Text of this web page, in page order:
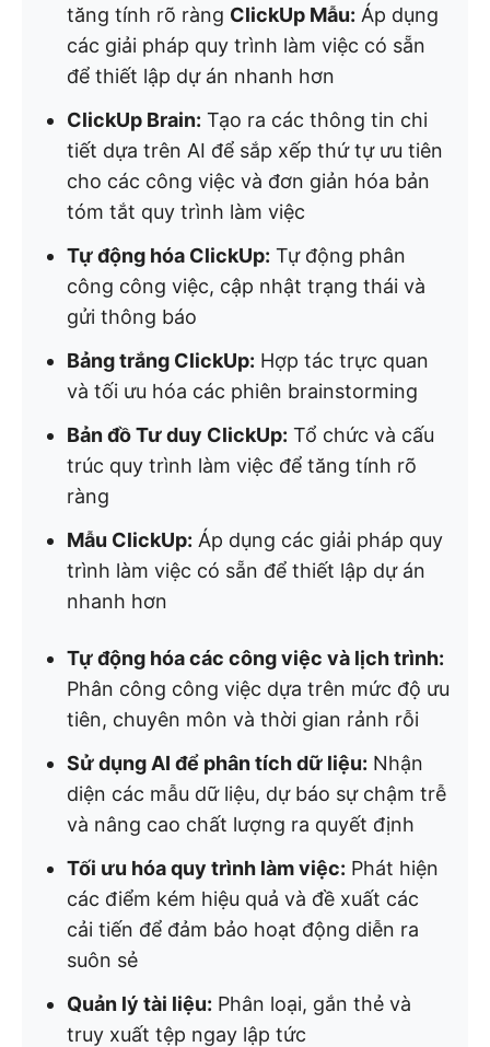
tăng tính rõ ràng ClickUp Mẫu: Áp dụng
các giải pháp quy trình làm việc có sẵn
để thiết lập dự án nhanh hơn
ClickUp Brain: Tạo ra các thông tin chi
tiết dựa trên AI để sắp xếp thứ tự ưu tiên
cho các công việc và đơn giản hóa bản
tóm tắt quy trình làm việc
Tự động hóa ClickUp: Tự động phân
công công việc, cập nhật trạng thái và
gửi thông báo
Bảng trắng ClickUp: Hợp tác trực quan
và tối ưu hóa các phiên brainstorming
Bản đồ Tư duy ClickUp: Tổ chức và cấu
trúc quy trình làm việc để tăng tính rõ
ràng
Mẫu ClickUp: Áp dụng các giải pháp quy
trình làm việc có sẵn để thiết lập dự án
nhanh hơn
Tự động hóa các công việc và lịch trình:
Phân công công việc dựa trên mức độ ưu
tiên, chuyên môn và thời gian rảnh rỗi
Sử dụng AI để phân tích dữ liệu: Nhận
diện các mẫu dữ liệu, dự báo sự chậm trễ
và nâng cao chất lượng ra quyết định
Tối ưu hóa quy trình làm việc: Phát hiện
các điểm kém hiệu quả và đề xuất các
cải tiến để đảm bảo hoạt động diễn ra
suôn sẻ
Quản lý tài liệu: Phân loại, gắn thẻ và
truy xuất tệp ngay lập tức